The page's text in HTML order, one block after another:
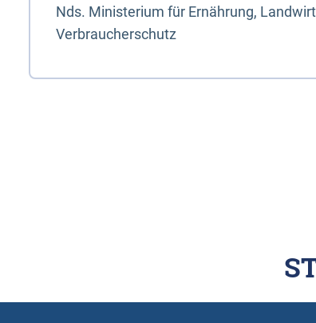
Nds. Ministerium für Ernährung,
Verbraucherschutz